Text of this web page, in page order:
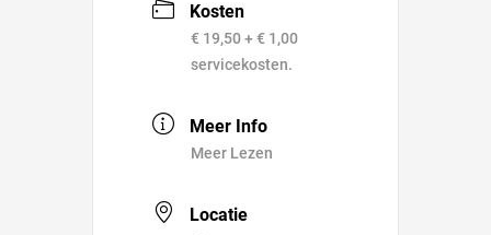
Kosten
€ 19,50 + € 1,00
servicekosten.
Meer Info
Meer Lezen
Locatie